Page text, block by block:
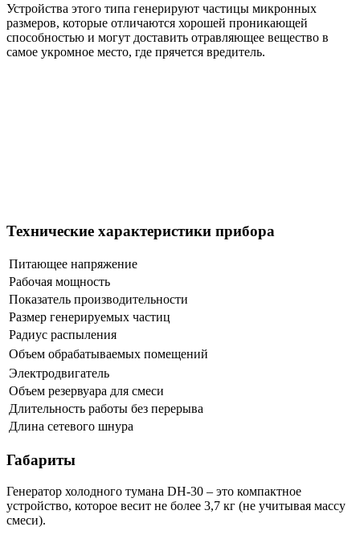
Устройства этого типа генерируют частицы микронных
размеров, которые отличаются хорошей проникающей
способностью и могут доставить отравляющее вещество в
самое укромное место, где прячется вредитель.
Технические характеристики прибора
Питающее напряжение
Рабочая мощность
Показатель производительности
Размер генерируемых частиц
Радиус распыления
Объем обрабатываемых помещений
Электродвигатель
Объем резервуара для смеси
Длительность работы без перерыва
Длина сетевого шнура
Габариты
Генератор холодного тумана DH-30 – это компактное
устройство, которое весит не более 3,7 кг (не учитывая массу
смеси).